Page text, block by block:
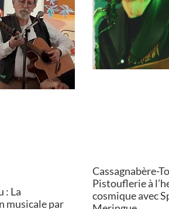
: La
musicale par
Cassagnabère-
Pistouflerie à
cosmique avec